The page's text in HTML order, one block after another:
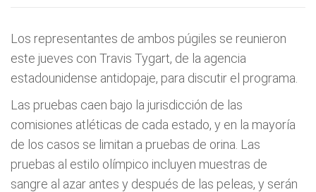
Los representantes de ambos púgiles se reunieron
este jueves con Travis Tygart, de la agencia
estadounidense antidopaje, para discutir el programa.
Las pruebas caen bajo la jurisdicción de las
comisiones atléticas de cada estado, y en la mayoría
de los casos se limitan a pruebas de orina. Las
pruebas al estilo olímpico incluyen muestras de
sangre al azar antes y después de las peleas, y serán